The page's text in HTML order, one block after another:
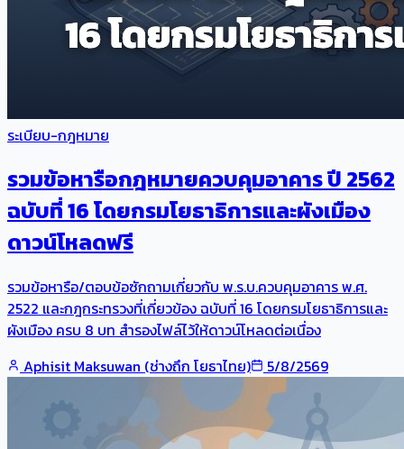
ระเบียบ-กฎหมาย
รวมข้อหารือกฎหมายควบคุมอาคาร ปี 2562
ฉบับที่ 16 โดยกรมโยธาธิการและผังเมือง
ดาวน์โหลดฟรี
รวมข้อหารือ/ตอบข้อซักถามเกี่ยวกับ พ.ร.บ.ควบคุมอาคาร พ.ศ.
2522 และกฎกระทรวงที่เกี่ยวข้อง ฉบับที่ 16 โดยกรมโยธาธิการและ
ผังเมือง ครบ 8 บท สำรองไฟล์ไว้ให้ดาวน์โหลดต่อเนื่อง
Aphisit Maksuwan (ช่างถึก โยธาไทย)
5/8/2569